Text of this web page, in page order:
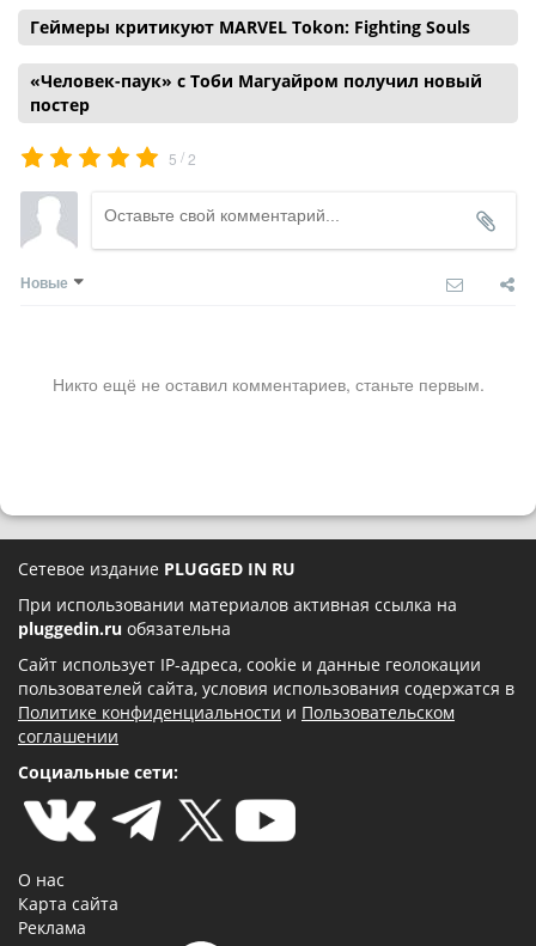
Геймеры критикуют MARVEL Tokon: Fighting Souls
«Человек-паук» с Тоби Магуайром получил новый
постер
5 /2
Новые
Никто ещё не оставил комментариев, станьте первым.
Сетевое издание PLUGGED IN RU
При использовании материалов активная ссылка на
pluggedin.ru обязательна
Сайт использует IP-адреса, cookie и данные геолокации
пользователей сайта, условия использования содержатся в
Политике конфиденциальности и Пользовательском
соглашении
Социальные сети:
О нас
Карта сайта
Реклама